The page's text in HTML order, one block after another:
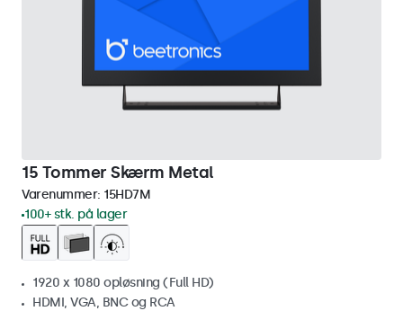
15 Tommer Skærm Metal
Varenummer: 15HD7M
100+ stk. på lager
1920 x 1080 opløsning (Full HD)
HDMI, VGA, BNC og RCA